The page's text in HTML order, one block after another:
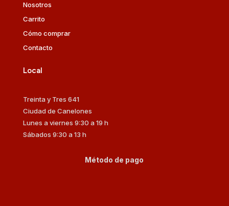
Nosotros
Carrito
Cómo comprar
Contacto
Local
Treinta y Tres 641
Ciudad de Canelones
Lunes a viernes 9:30 a 19 h
Sábados 9:30 a 13 h
Método de pago